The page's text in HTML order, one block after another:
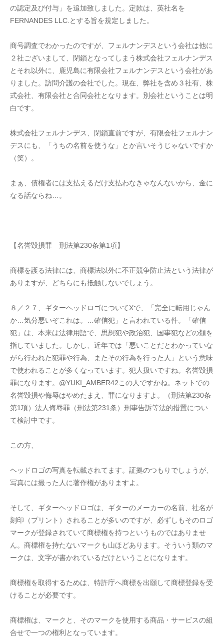
の認定及び付与」を追加致しました。定款は、英社名を
FERNANDES LLC.とする旨を規定しました。
商号調査でわかったのですが、フェルナンデスという会社は他に
２社ございまして、閉鎖となってしまう株式会社フェルナンデス
とそれ以外に、鹿児島に有限会社フェルナンデスという会社があ
りました。訪問介護の会社でした。現在、弊社を含め３社有、株
式会社、有限会社と合同会社となります。別会社ということは明
白です。
株式会社フェルナンデス、閉鎖直前ですが、有限会社フェルナン
デスにも、「うちの名前を使うな」とか言いそうじゃないですか
（笑）。
まぁ、債権者には支払えるだけ支払わなきゃなんないから、金に
なる話ならね…。
【名誉毀損罪　刑法第230条第1項】
商標を護る法律には、商標法以外に不正競争防止法という法律が
ありますが、どちらにも抵触しないでしょう。
８／２７、ギターヘッドロゴについてXで、「完全に転用じゃん
か…気分悪いぞこれは。…確信犯」と言われている件。「確信
犯」は、本来は法律用語で、思想犯や政治犯、国事犯などの類を
指していました。しかし、近年では「悪いことだとわかっていな
がら行われた犯罪や行為、またその行為を行った人」という意味
で使われることが多くなっています。犯人扱いですね。名誉毀損
罪になります。@YUKI_AMBER42この人ですかね。ネットでの
名誉毀損や侮辱はやめたまえ、罪になりますよ。（刑法第230条
第1項）法人侮辱罪（刑法第231条）刑事告訴等法的措置につい
て検討中です。
この方、
ヘッドロゴの写真を転載されてます。証拠のつもりでしょうが、
写真には撮った人に著作権がありますよ。
そして、ギターヘッドロゴは、ギターのメーカーの名前、社名が
刻印（プリント）されることが多いのですが、必ずしもそのロゴ
マークが登録されていて商標権を持つというものではありませ
ん。商標権を持たないマークも山ほどあります。そういう類のマ
ークは、文字が書かれているだけということになります。
商標権を取得するためは、特許庁へ商標を出願して商標登録を受
けることが必要です。
商標権は、マークと、そのマークを使用する商品・サービスの組
合せで一つの権利となっています。